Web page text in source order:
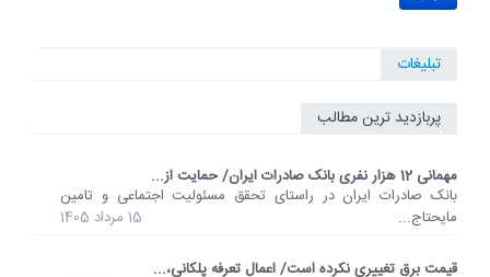
تبلیغات
پربازدید ترین مطالب
مهمانی 12 هزار نفری بانک صادرات ایران/ حمایت از...
​بانک صادرات ایران در راستای تحقق مسئولیت اجتماعی و تامین
مایحتاج...
15 مرداد 1405
قیمت برق تغییری نکرده است/ اعمال تعرفه پلکانی،...